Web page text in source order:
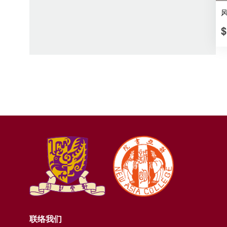
联络我们